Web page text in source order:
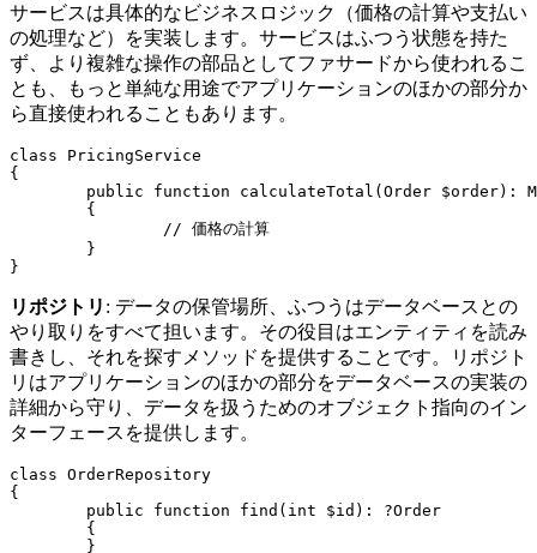
サービスは具体的なビジネスロジック（価格の計算や支払い
の処理など）を実装します。サービスはふつう状態を持た
ず、より複雑な操作の部品としてファサードから使われるこ
とも、もっと単純な用途でアプリケーションのほかの部分か
ら直接使われることもあります。
class PricingService
{
リポジトリ : データの保管場所、ふつうはデータベースとの
やり取りをすべて担います。その役目はエンティティを読み
書きし、それを探すメソッドを提供することです。リポジト
リはアプリケーションのほかの部分をデータベースの実装の
詳細から守り、データを扱うためのオブジェクト指向のイン
ターフェースを提供します。
class OrderRepository
{